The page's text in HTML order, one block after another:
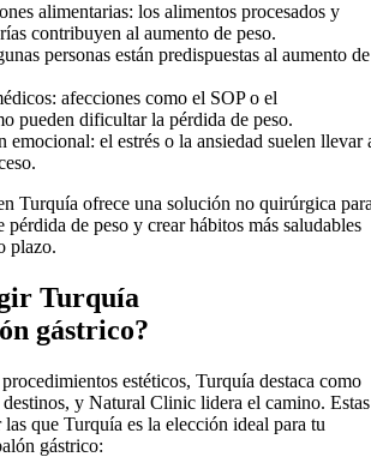
alimentarias: los alimentos procesados y
contribuyen al aumento de peso.
personas están predispuestas al aumento de
afecciones como el SOP o el
pueden dificultar la pérdida de peso.
emocional: el estrés o la ansiedad suelen llevar
Turquía ofrece una solución no quirúrgica
de peso y crear hábitos más saludables
plazo.
Turquía
gástrico?
estéticos, Turquía destaca como
y Natural Clinic lidera el camino. Estas
las que Turquía es la elección ideal para tu
gástrico: